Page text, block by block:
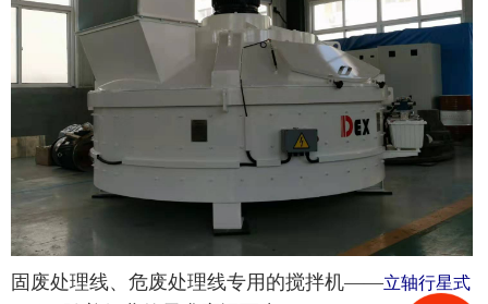
固废处理线、危废处理线专用的搅拌机——立轴行星式